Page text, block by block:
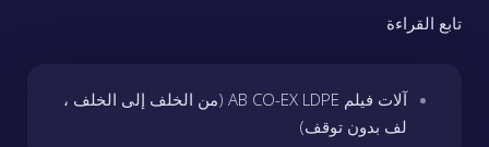
تابع القراءة
آلات فيلم AB CO-EX LDPE (من الخلف إلى الخلف ،
لف بدون توقف)